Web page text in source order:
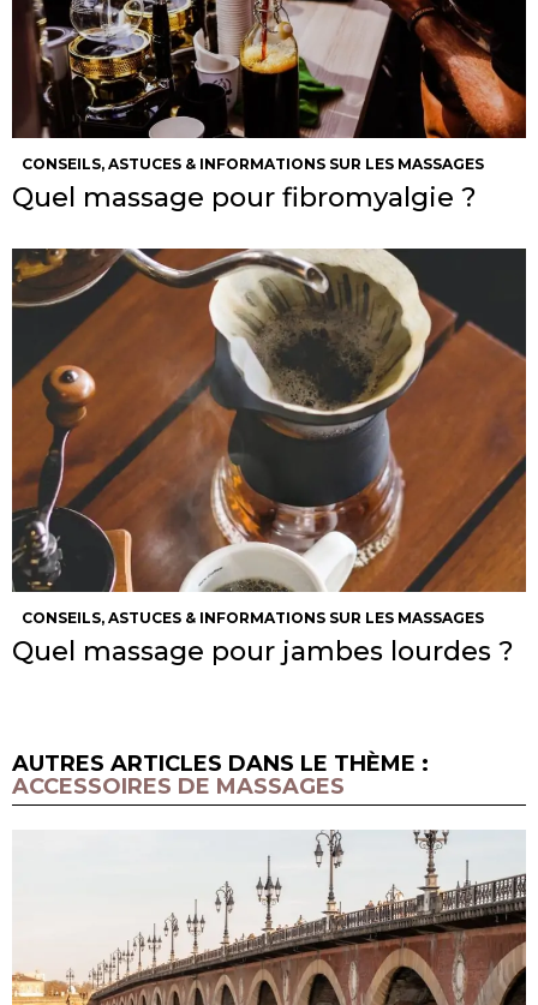
CONSEILS, ASTUCES & INFORMATIONS SUR LES MASSAGES
Quel massage pour fibromyalgie ?
CONSEILS, ASTUCES & INFORMATIONS SUR LES MASSAGES
Quel massage pour jambes lourdes ?
AUTRES ARTICLES DANS LE THÈME :
ACCESSOIRES DE MASSAGES